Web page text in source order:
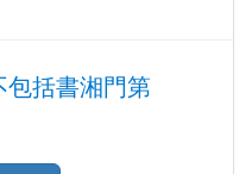
括書湘門第